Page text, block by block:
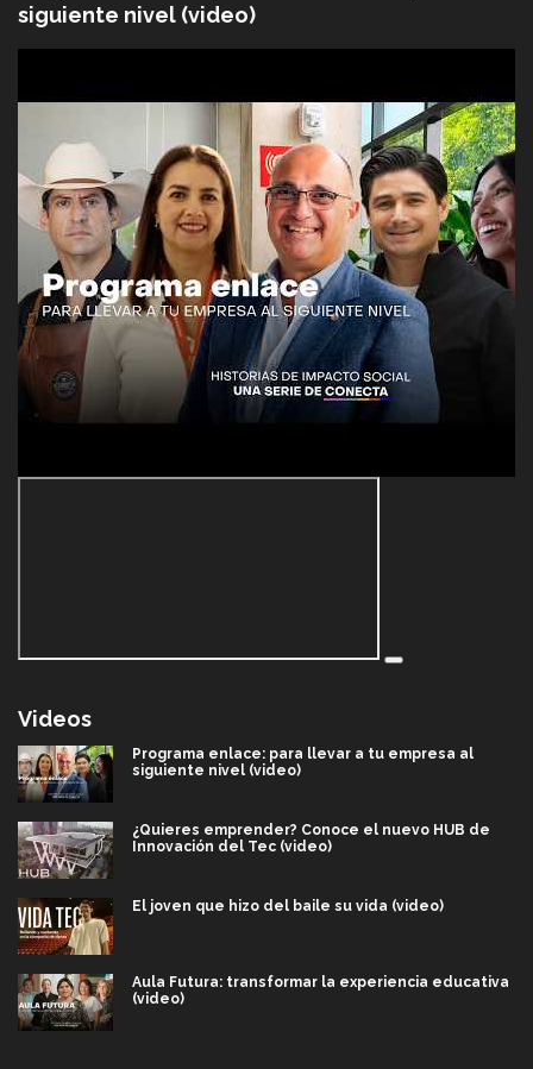
siguiente nivel (video)
Videos
Programa enlace: para llevar a tu empresa al
siguiente nivel (video)
¿Quieres emprender? Conoce el nuevo HUB de
Innovación del Tec (video)
El joven que hizo del baile su vida (video)
Aula Futura: transformar la experiencia educativa
(video)